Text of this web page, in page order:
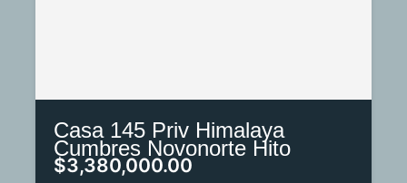
Casa 145 Priv Himalaya
Cumbres Novonorte Hito
$3,380,000.00